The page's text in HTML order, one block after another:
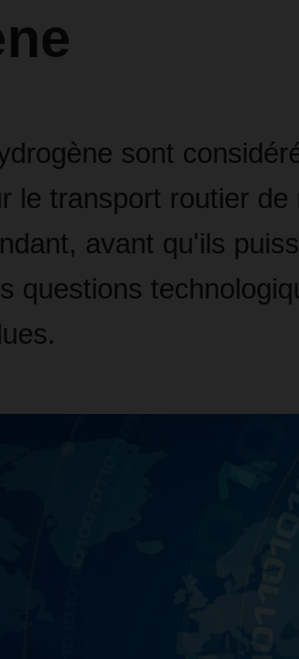
sont
le transport routier
avant qu'ils
questions